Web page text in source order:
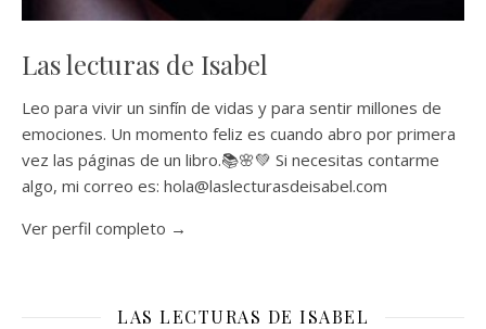
Las lecturas de Isabel
Leo para vivir un sinfín de vidas y para sentir millones de
emociones. Un momento feliz es cuando abro por primera
vez las páginas de un libro.📚🌸💚 Si necesitas contarme
algo, mi correo es: hola@laslecturasdeisabel.com
Ver perfil completo →
LAS LECTURAS DE ISABEL